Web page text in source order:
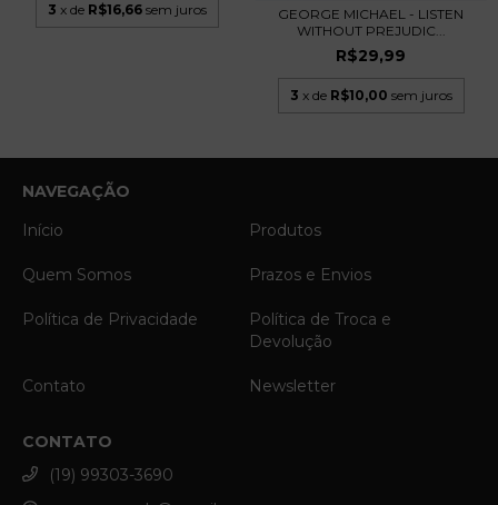
3 x de R$16,66 sem juros
GEORGE MICHAEL - LISTEN
WITHOUT PREJUDIC...
R$29,99
3 x de R$10,00 sem juros
NAVEGAÇÃO
Início
Produtos
Quem Somos Prazos e Envios
Política de Privacidade
Política de Troca e
Devolução
Contato Newsletter
CONTATO
(19) 99303-3690